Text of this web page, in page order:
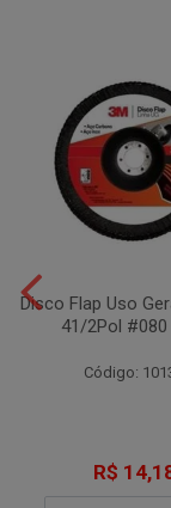
Disco Flap Uso
41/2Pol #080
Código:
R$